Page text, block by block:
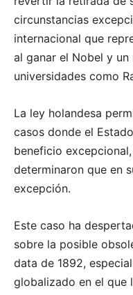
circunstancias
internacional que
al ganar el Nobel y
universidades como
La ley holandesa
casos donde el
beneficio
determinaron que en
excepción.
Este caso ha
sobre la posible
data de 1892,
globalizado en el que